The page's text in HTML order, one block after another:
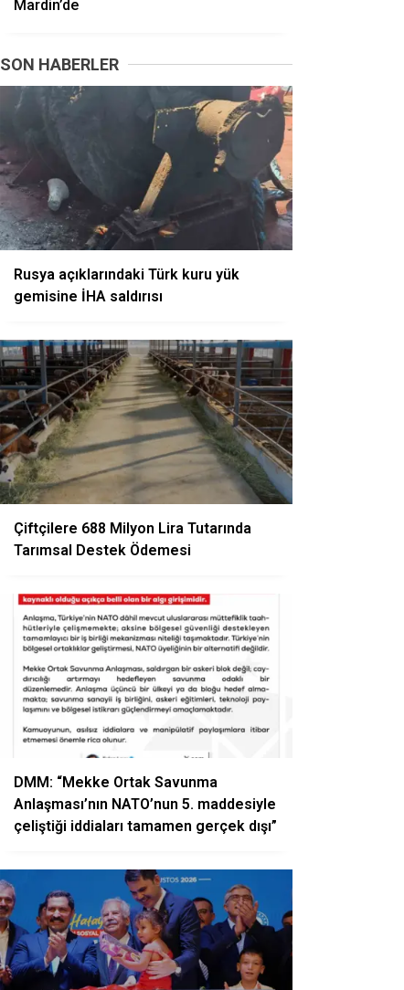
Mardin’de
SON HABERLER
Rusya açıklarındaki Türk kuru yük
gemisine İHA saldırısı
Çiftçilere 688 Milyon Lira Tutarında
Tarımsal Destek Ödemesi
DMM: “Mekke Ortak Savunma
Anlaşması’nın NATO’nun 5. maddesiyle
çeliştiği iddiaları tamamen gerçek dışı”